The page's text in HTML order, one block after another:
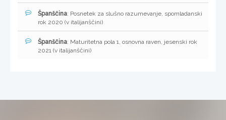
Španščina: Posnetek za slušno razumevanje, spomladanski
rok 2020 (v italijanščini)
Španščina: Maturitetna pola 1, osnovna raven, jesenski rok
2021 (v italijanščini)